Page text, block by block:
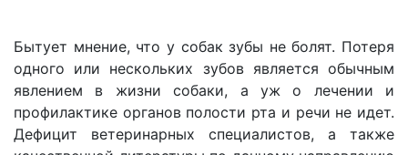
Бытует мнение, что у собак зубы не болят. Потеря
одного или нескольких зубов является обычным
явлением в жизни собаки, а уж о лечении и
профилактике органов полости рта и речи не идет.
Дефицит ветеринарных специалистов, а также